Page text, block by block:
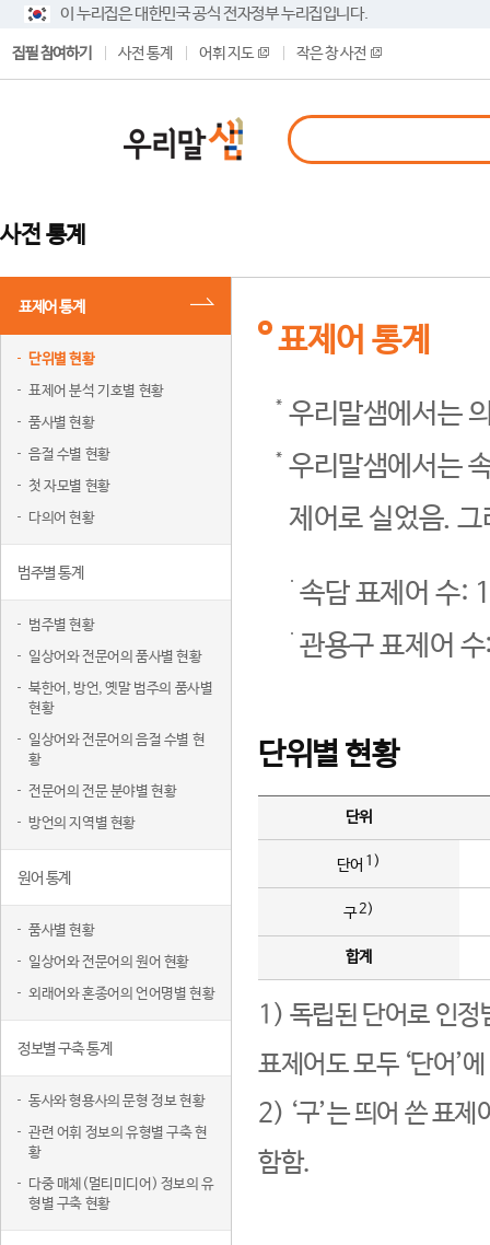
이 누리집은 대한민국 공식 전자정부 누리집입니다.
집필 참여하기 사전 통계 어휘 지도 작은 창 사전
사전 통계
표제어 통계
단위별 현황
표제어 분석 기호별 현황
품사별 현황
음절 수별 현황
첫 자모별 현황
다의어 현황
범주별 통계
범주별 현황
일상어와 전문어의 품사별 현황
북한어, 방언, 옛말 범주의 품사별
현황
일상어와 전문어의 음절 수별 현
황
전문어의 전문 분야별 현황
방언의 지역별 현황
원어 통계
품사별 현황
일상어와 전문어의 원어 현황
외래어와 혼종어의 언어명별 현황
정보별 구축 통계
동사와 형용사의 문형 정보 현황
관련 어휘 정보의 유형별 구축 현
황
다중 매체(멀티미디어) 정보의 유
형별 구축 현황
표제어 통계
우리말샘에서는
우리말샘에서는
제어로 실었음.
속담 표제어 수:
관용구 표제어
단위별 현황
단위
단어 1)
구2)
합계
1) 독립된 단어로 인정
표제어도 모두 ‘단어’
2) ‘구’는 띄어 쓴 표
함함.